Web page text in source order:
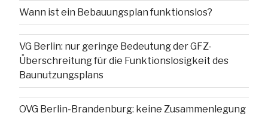
Wann ist ein Bebauungsplan funktionslos?
VG Berlin: nur geringe Bedeutung der GFZ-
Überschreitung für die Funktionslosigkeit des
Baunutzungsplans
OVG Berlin-Brandenburg: keine Zusammenlegung